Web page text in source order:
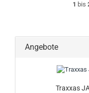
1 bis
Angebote
Traxxas